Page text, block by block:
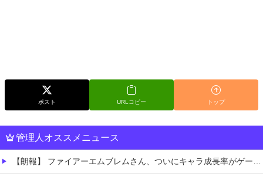
ポスト URLコピー トップ
管理人オススメニュース
【朗報】 ファイアーエムブレムさん、ついにキャラ成長率がゲーム内で見れるようになる